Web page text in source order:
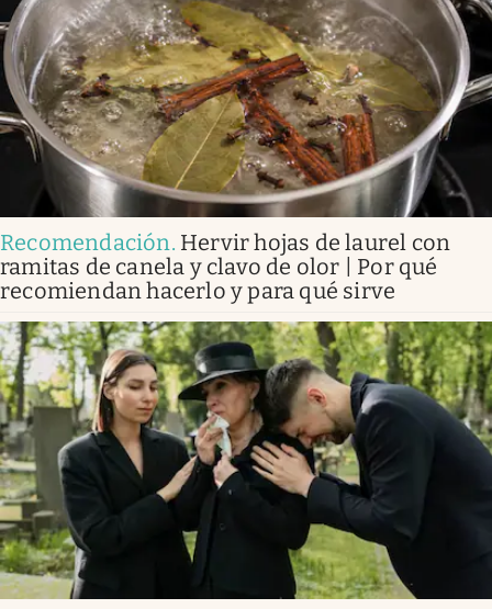
Recomendación. Hervir hojas de laurel con
ramitas de canela y clavo de olor | Por qué
recomiendan hacerlo y para qué sirve